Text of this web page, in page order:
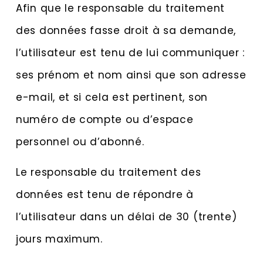
Afin que le responsable du traitement
des données fasse droit à sa demande,
l’utilisateur est tenu de lui communiquer :
ses prénom et nom ainsi que son adresse
e-mail, et si cela est pertinent, son
numéro de compte ou d’espace
personnel ou d’abonné.
Le responsable du traitement des
données est tenu de répondre à
l’utilisateur dans un délai de 30 (trente)
jours maximum.